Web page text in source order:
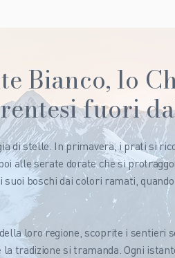
Bianco, lo
fuori
di stelle. In primavera, i prati si
alle serate dorate che si
boschi dai colori ramati,
loro regione, scoprite i sentieri
tradizione si tramanda. Ogni